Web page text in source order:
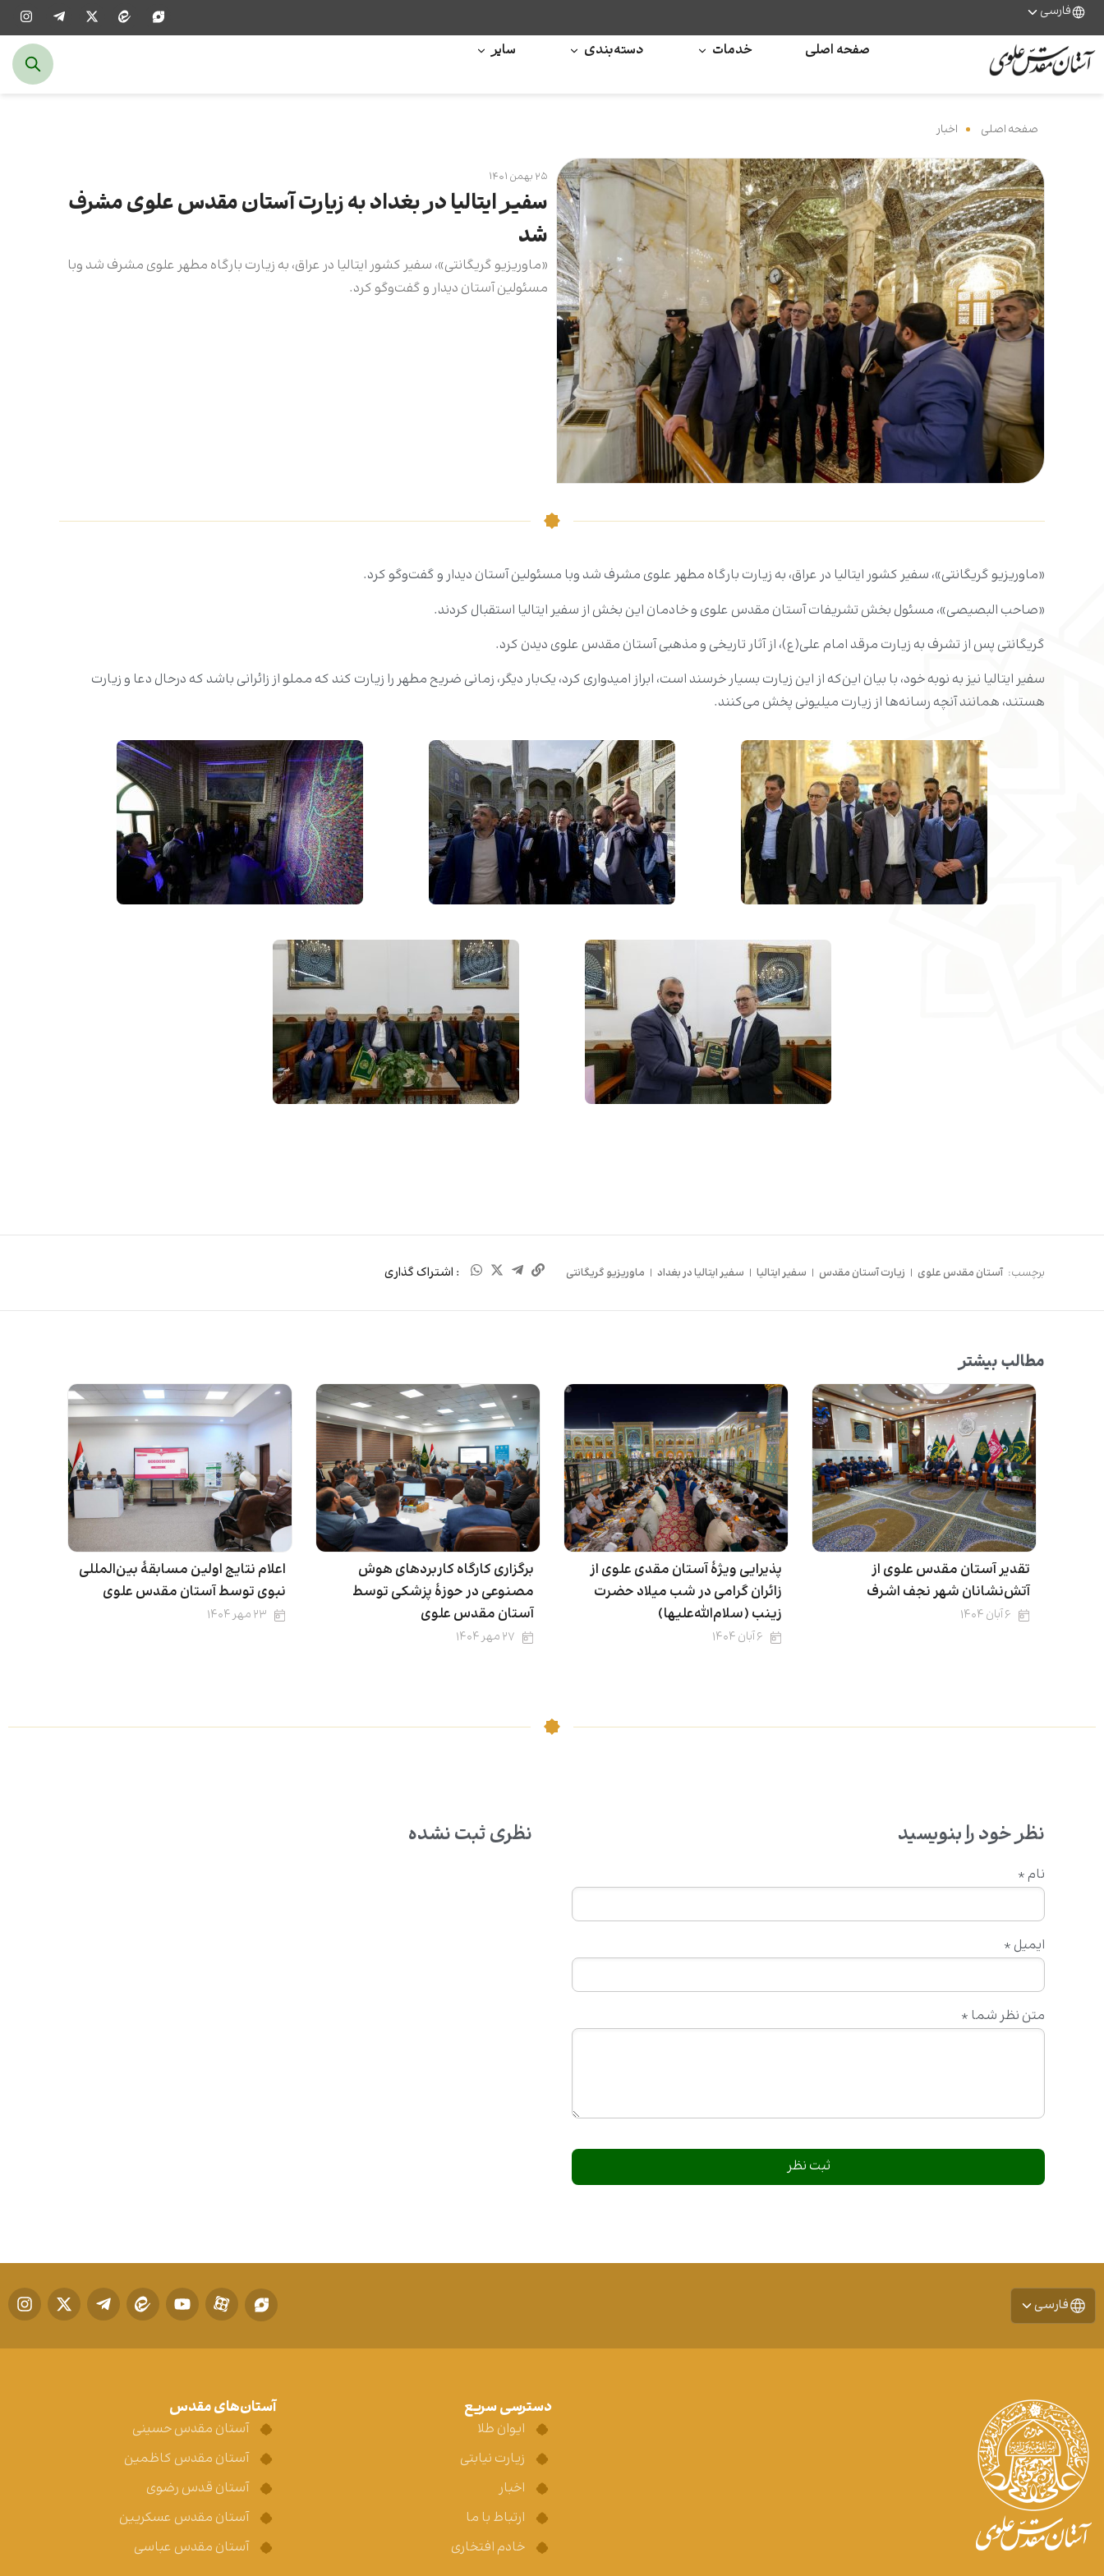
فارسی
صفحه اصلی خدمات دسته‌بندی سایر
صفحه اصلی اخبار
۲۵ بهمن ۱۴۰۱
‌سفیر ایتالیا در بغداد به زیارت آستان مقدس علوی مشرف
شد
«ماوریزیو گریگانتی»، سفیر کشور ایتالیا در عراق، به زیارت بارگاه مطهر علوی مشرف شد وبا
مسئولین آستان دیدار و گفت‌وگو کرد.
«ماوریزیو گریگانتی»، سفیر کشور ایتالیا در عراق، به زیارت بارگاه مطهر علوی مشرف شد وبا مسئولین آستان دیدار و گفت‌وگو کرد.
«صاحب البصیصی»، مسئول بخش تشریفات آستان مقدس علوی و خادمان این بخش از سفیر ایتالیا استقبال کردند.
گریگانتی پس از تشرف به زیارت مرقد امام علی(ع)، از آثار تاریخی و مذهبی آستان مقدس علوی دیدن کرد.
سفیر ایتالیا نیز به نوبه خود، با بیان این‌که از این زیارت بسیار خرسند است، ابراز امیدواری کرد، یک‌بار دیگر، زمانی ضریح مطهر را زیارت کند که مملو از زائرانی باشد که درحال دعا و زیارت
هستند، همانند آنچه رسانه‌ها از زیارت میلیونی پخش می‌کنند.
برچسب: آستان مقدس علوی | زیارت آستان مقدس | سفیر ایتالیا | سفیر ایتالیا در بغداد | ماوریزیو گریگانتی : اشتراک گذاری
مطالب بیشتر
تقدیر آستان مقدس علوی از
آتش‌نشانان شهر نجف اشرف
۶ آبان ۱۴۰۴
پذیرایی ویژۀ آستان مقدی علوی از
زائران گرامی در شب میلاد حضرت
زینب (سلام‌الله‌علیها)
۶ آبان ۱۴۰۴
برگزاری کارگاه کاربردهای هوش
مصنوعی در حوزۀ پزشکی توسط
آستان مقدس علوی
۲۷ مهر ۱۴۰۴
اعلام نتایج اولین مسابقۀ بین‌المللی
نبوی توسط آستان مقدس علوی
۲۳ مهر ۱۴۰۴
نظر خود را بنویسید
متن نظر شما *
نام *
ایمیل *
نظری ثبت نشده
فارسی
دسترسی سریع
ایوان طلا
زیارت نیابتی
اخبار
ارتباط با ما
خادم افتخاری
آستان‌های مقدس
آستان مقدس حسینی
آستان مقدس کاظمین
آستان قدس رضوی
آستان مقدس عسکریین
آستان مقدس عباسی